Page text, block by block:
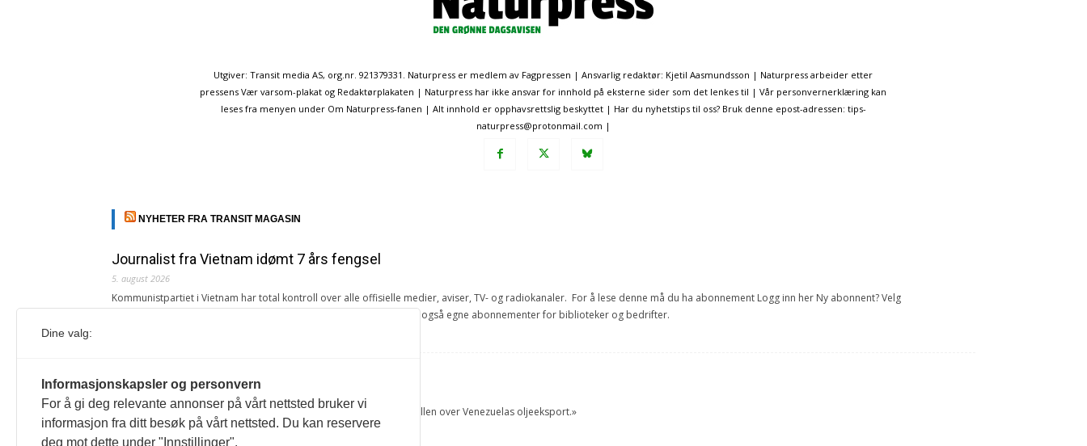
Utgiver: Transit media AS, org.nr. 921379331. Naturpress er medlem av Fagpressen | Ansvarlig redaktør: Kjetil Aasmundsson | Naturpress arbeider etter
pressens Vær varsom-plakat og Redaktørplakaten | Naturpress har ikke ansvar for innhold på eksterne sider som det lenkes til | Vår personvernerklæring kan
leses fra menyen under Om Naturpress-fanen | Alt innhold er opphavsrettslig beskyttet | Har du nyhetstips til oss? Bruk denne epost-adressen: tips-
naturpress@protonmail.com |
NYHETER FRA TRANSIT MAGASIN
Journalist fra Vietnam idømt 7 års fengsel
5. august 2026
Kommunistpartiet i Vietnam har total kontroll over alle offisielle medier, aviser, TV- og radiokanaler. For å lese denne må du ha abonnement Logg inn her Ny abonnent? Velg
Årsabonnement, Månedsabonnement eller 24-timers tilgang. Vi har også egne abonnementer for biblioteker og bedrifter.
4. august 2026
« Etter at Maduro ble tatt til fange i januar 2026, overtok USA kontrollen over Venezuelas oljeeksport.»
Sonia Zapata, jurist
Dine valg:
Informasjonskapsler og personvern
For å gi deg relevante annonser på vårt nettsted bruker vi
informasjon fra ditt besøk på vårt nettsted. Du kan reservere
deg mot dette under "Innstillinger".